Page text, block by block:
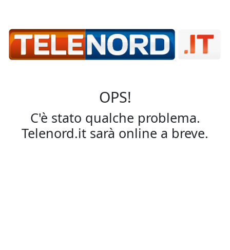
OPS!
C'è stato qualche problema.
Telenord.it sarà online a breve.